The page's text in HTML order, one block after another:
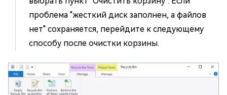
проблема "жесткий диск заполнен, а файлов
нет" сохраняется, перейдите к следующему
способу после очистки корзины.